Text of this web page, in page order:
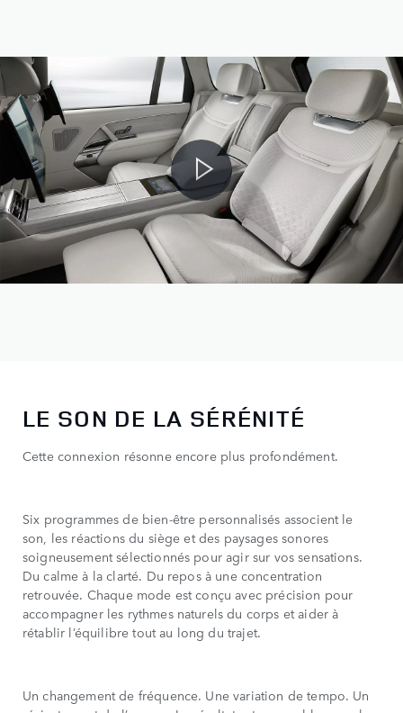
LE SON DE LA SÉRÉNITÉ
Cette connexion résonne encore plus profondément.
Six programmes de bien-être personnalisés associent le
son, les réactions du siège et des paysages sonores
soigneusement sélectionnés pour agir sur vos sensations.
Du calme à la clarté. Du repos à une concentration
retrouvée. Chaque mode est conçu avec précision pour
accompagner les rythmes naturels du corps et aider à
rétablir l’équilibre tout au long du trajet.
Un changement de fréquence. Une variation de tempo. Un